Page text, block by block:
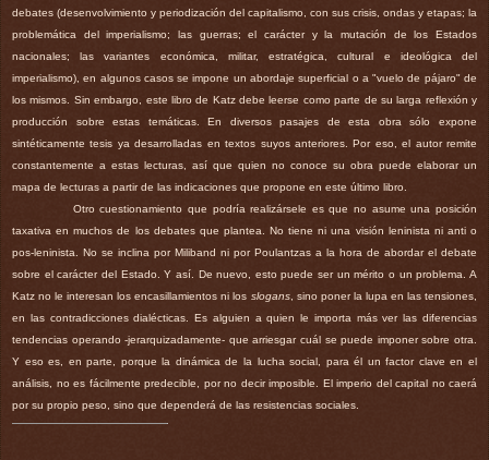
debates (desenvolvimiento y periodización del capitalismo, con sus crisis, ondas y etapas; la
problemática del imperialismo; las guerras; el carácter y la mutación de los Estados
nacionales; las variantes económica, militar, estratégica, cultural e ideológica del
imperialismo), en algunos casos se impone un abordaje superficial o a "vuelo de pájaro" de
los mismos. Sin embargo, este libro de Katz debe leerse como parte de su larga reflexión y
producción sobre estas temáticas. En diversos pasajes de esta obra sólo expone
sintéticamente tesis ya desarrolladas en textos suyos anteriores. Por eso, el autor remite
constantemente a estas lecturas, así que quien no conoce su obra puede elaborar un
mapa de lecturas a partir de las indicaciones que propone en este último libro.
Otro cuestionamiento que podría realizársele es que no asume una posición
taxativa en muchos de los debates que plantea. No tiene ni una visión leninista ni anti o
pos-leninista. No se inclina por Miliband ni por Poulantzas a la hora de abordar el debate
sobre el carácter del Estado. Y así. De nuevo, esto puede ser un mérito o un problema. A
Katz no le interesan los encasillamientos ni los slogans, sino poner la lupa en las tensiones,
en las contradicciones dialécticas. Es alguien a quien le importa más ver las diferencias
tendencias operando -jerarquizadamente- que arriesgar cuál se puede imponer sobre otra.
Y eso es, en parte, porque la dinámica de la lucha social, para él un factor clave en el
análisis, no es fácilmente predecible, por no decir imposible. El imperio del capital no caerá
por su propio peso, sino que dependerá de las resistencias sociales.